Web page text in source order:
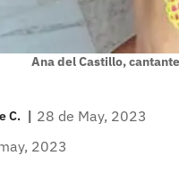
Ana del Castillo,
C. | 28 de May, 2023
2023